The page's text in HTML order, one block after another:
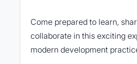
Come prepared to learn,
collaborate in this exciting
modern development